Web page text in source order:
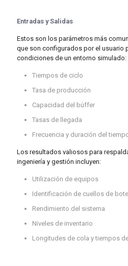
Entradas y Salidas
Estos son los parámetros más
que son configurados por el usuario
condiciones de un entorno simulado:
Tiempos de ciclo
Tasa de producción
Capacidad del búffer
Tasas de llegada
Frecuencia y duración del
Los resultados valiosos para
ingeniería y gestión incluyen:
Utilización de equipos
Identificación de cuellos de
Rendimiento del sistema
Niveles de inventario
Longitudes de cola y tiempos